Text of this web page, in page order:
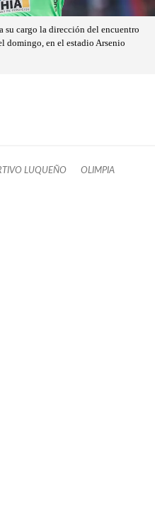
su cargo la dirección del encuentro
domingo, en el estadio Arsenio
LUQUEÑO OLIMPIA